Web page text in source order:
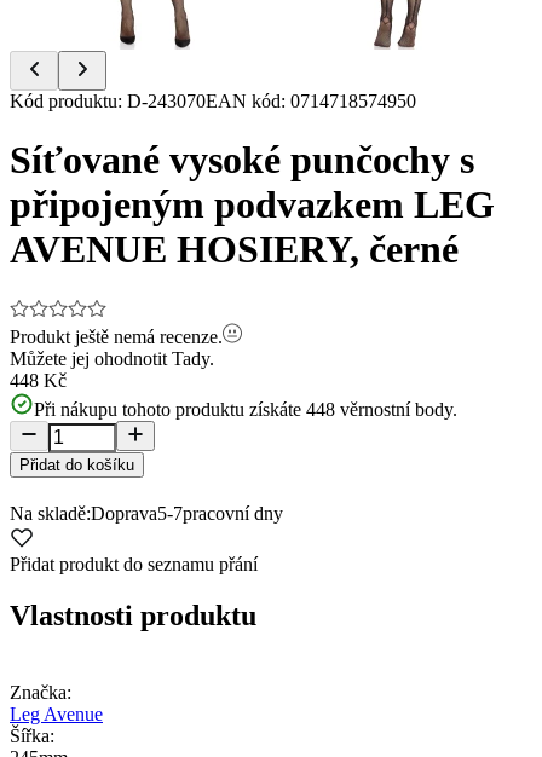
Item
of
2
Kód produktu: D-243070EAN kód: 0714718574950
Síťované vysoké punčochy s
připojeným podvazkem LEG
AVENUE HOSIERY, černé
Produkt ještě nemá recenze.
Můžete jej ohodnotit Tady.
448 Kč
Při nákupu tohoto produktu získáte 448 věrnostní body.
Přidat do košíku
Na skladě:Doprava5-7pracovní dny
Přidat produkt do seznamu přání
Vlastnosti produktu
Značka:
Leg Avenue
Šířka: